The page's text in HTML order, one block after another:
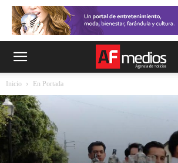
Inicio En Portada